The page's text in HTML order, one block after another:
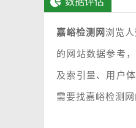
嘉峪检测网 浏览
的网站数据参考
及索引量、用户
需要找嘉峪检测